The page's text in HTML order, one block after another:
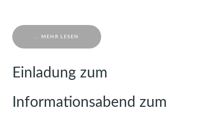
... MEHR LESEN
Einladung zum
Informationsabend zum